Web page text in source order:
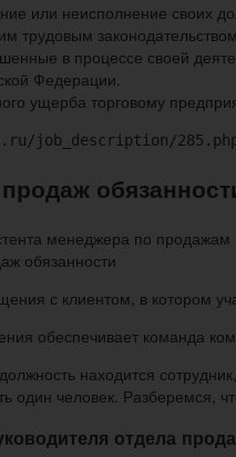
или неисполнение своих
трудовым
в процессе своей
Федерации.
ущерба торговому
job_description/
обязанности
с клиентом, в котором
обеспечивает команда
находится
один человек. Разберемся,
отдела